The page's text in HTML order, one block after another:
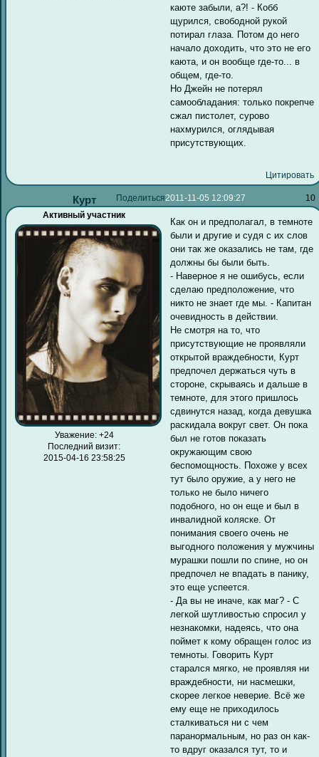
каюте забыли, а?! - Кобб
щурился, свободной рукой
потирал глаза. Потом до него
начало доходить, что это не его
каюта, и он вообще где-то... в
общем, где-то.
Но Джейн не потерял
самообладания: только покрепче
сжал пистолет, сурово
нахмурился, оглядывая
присутствующих.
Цитировать
Поделиться 10
2011-11-05 12:09:27
Курт
Активный участник
Уважение: +24
Последний визит:
2015-04-16 23:58:25
Как он и предполагал, в темноте
были и другие и судя с их слов
они так же оказались не там, где
должны бы были быть.
- Наверное я не ошибусь, если
сделаю предположение, что
никто не знает где мы. - Капитан
очевидность в действии.
Не смотря на то, что
присутствующие не проявляли
открытой враждебности, Курт
предпочел держаться чуть в
стороне, скрываясь и дальше в
темноте, для этого пришлось
сдвинутся назад, когда девушка
раскидала вокруг свет. Он пока
был не готов показать
окружающим свою
беспомощность. Похоже у всех
тут было оружие, а у него не
только не было ничего
подобного, но он еще и был в
инвалидной коляске. От
понимания своего очень не
выгодного положения у мужчины
мурашки пошли по спине, но он
предпочел не впадать в панику,
это еще успеется.
- Да вы не иначе, как маг? - С
легкой шутливостью спросил у
незнакомки, надеясь, что она
поймет к кому обращен голос из
темноты. Говорить Курт
старался мягко, не проявляя ни
враждебности, ни насмешки,
скорее легкое неверие. Всё же
ему еще не приходилось
сталкиваться ни с чем
паранормальным, но раз он как-
то вдруг оказался тут, то и